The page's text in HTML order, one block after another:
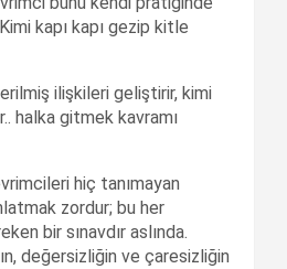
kapı kapı gezip kitle
ilişkileri geliştirir, kimi
halka gitmek kavramı
hiç tanımayan
zordur; bu her
bir sınavdır aslında.
değersizliğin ve çaresizliğin